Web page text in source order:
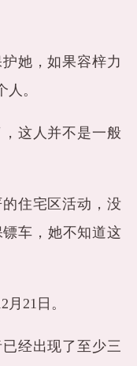
她，如果容梓力
。
这人并不是一般
住宅区活动，没
车，她不知道这
21日。
经出现了至少三